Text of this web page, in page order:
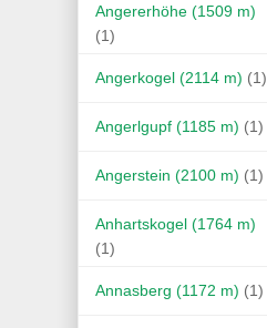
Angererhöhe (1509 m)
(1)
Angerkogel (2114 m) (1)
Angerlgupf (1185 m) (1)
Angerstein (2100 m) (1)
Anhartskogel (1764 m)
(1)
Annasberg (1172 m) (1)